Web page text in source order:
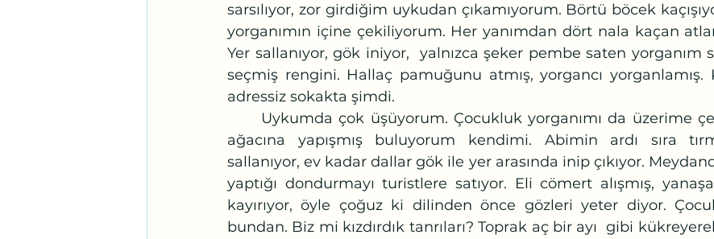
sarsılıyor, zor girdiğim uykudan çıkamıyorum. Börtü böcek
yorganımın içine çekiliyorum. Her yanımdan dört nala kaçan
Yer sallanıyor, gök iniyor,  yalnızca şeker pembe saten yorganım
seçmiş rengini. Hallaç pamuğunu atmış, yorgancı
adressiz sokakta şimdi.
ağacına yapışmış buluyorum kendimi. Abimin ardı sıra
sallanıyor, ev kadar dallar gök ile yer arasında inip çıkıyor.
yaptığı dondurmayı turistlere satıyor. Eli cömert alışmış,
kayırıyor, öyle çoğuz ki dilinden önce gözleri yeter diyor.
bundan. Biz mi kızdırdık tanrıları? Toprak aç bir ayı  gibi